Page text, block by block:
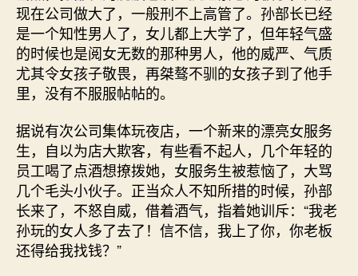
现在公司做大了，一般刑不上高管了。孙部长已经
是一个知性男人了，女儿都上大学了，但年轻气盛
的时候也是阅女无数的那种男人，他的威严、气质
尤其令女孩子敬畏，再桀骜不驯的女孩子到了他手
里，没有不服服帖帖的。
据说有次公司集体玩夜店，一个新来的漂亮女服务
生，自以为店大欺客，有些看不起人，几个年轻的
员工喝了点酒想撩拨她，女服务生被惹恼了，大骂
几个毛头小伙子。正当众人不知所措的时候，孙部
长来了，不怒自威，借着酒气，指着她训斥：“我老
孙玩的女人多了去了！信不信，我上了你，你老板
还得给我找钱？”